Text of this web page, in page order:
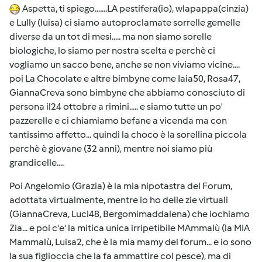
Aspetta, ti spiego.......LA pestifera(io), wlapappa(cinzia)
e Lully (luisa) ci siamo autoproclamate sorrelle gemelle
diverse da un tot di mesi..... ma non siamo sorelle
biologiche, lo siamo per nostra scelta e perchè ci
vogliamo un sacco bene, anche se non viviamo vicine....
poi La Chocolate e altre bimbyne come Iaia50, Rosa47,
GiannaCreva sono bimbyne che abbiamo conosciuto di
persona il24 ottobre a rimini..... e siamo tutte un po'
pazzerelle e ci chiamiamo befane a vicenda ma con
tantissimo affetto... quindi la choco è la sorellina piccola
perchè è giovane (32 anni), mentre noi siamo più
grandicelle....
Poi Angelomio (Grazia) è la mia nipotastra del Forum,
adottata virtualmente, mentre io ho delle zie virtuali
(GiannaCreva, Luci48, Bergomimaddalena) che iochiamo
Zia... e poi c'e' la mitica unica irripetibile MAmmalù (la MIA
Mammalù, Luisa2, che è la mia mamy del forum... e io sono
la sua figlioccia che la fa ammattire col pesce), ma di